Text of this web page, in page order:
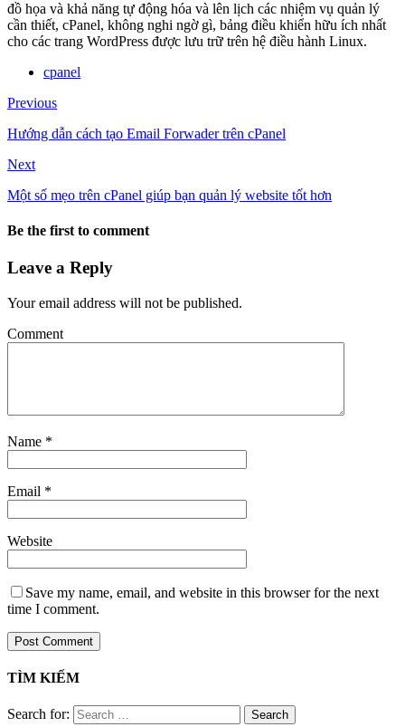
đồ họa và khả năng tự động hóa và lên lịch các nhiệm vụ quản lý
cần thiết, cPanel, không nghi ngờ gì, bảng điều khiển hữu ích nhất
cho các trang WordPress được lưu trữ trên hệ điều hành Linux.
cpanel
Previous
Hướng dẫn cách tạo Email Forwader trên cPanel
Next
Một số mẹo trên cPanel giúp bạn quản lý website tốt hơn
Be the first to comment
Leave a Reply
Your email address will not be published.
Comment
Name *
Email *
Website
Save my name, email, and website in this browser for the next
time I comment.
TÌM KIẾM
Search for: